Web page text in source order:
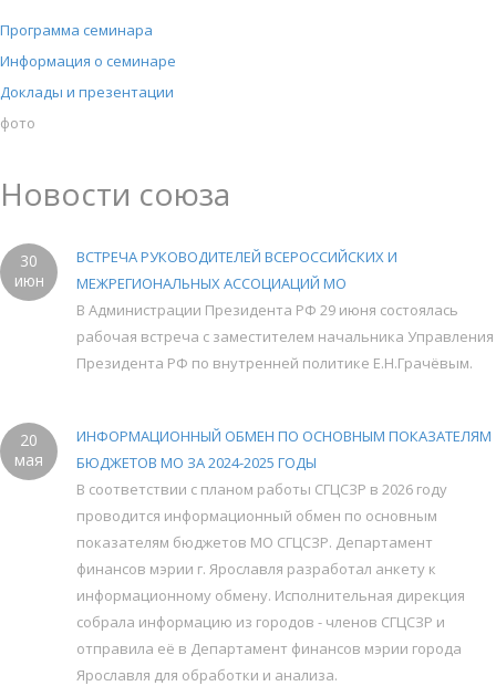
Программа семинара
Информация о семинаре
Доклады и презентации
фото
Новости союза
30
июн
ВСТРЕЧА РУКОВОДИТЕЛЕЙ ВСЕРОССИЙСКИХ И
МЕЖРЕГИОНАЛЬНЫХ АССОЦИАЦИЙ МО
В Администрации Президента РФ 29 июня состоялась
рабочая встреча с заместителем начальника Управления
Президента РФ по внутренней политике Е.Н.Грачёвым.
20
мая
ИНФОРМАЦИОННЫЙ ОБМЕН ПО ОСНОВНЫМ ПОКАЗАТЕЛЯМ
БЮДЖЕТОВ МО ЗА 2024-2025 ГОДЫ
В соответствии с планом работы СГЦСЗР в 2026 году
проводится информационный обмен по основным
показателям бюджетов МО СГЦСЗР. Департамент
финансов мэрии г. Ярославля разработал анкету к
информационному обмену. Исполнительная дирекция
собрала информацию из городов - членов СГЦСЗР и
отправила её в Департамент финансов мэрии города
Ярославля для обработки и анализа.